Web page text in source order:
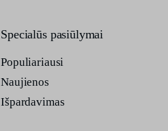
Specialūs pasiūlymai
Populiariausi
Naujienos
Išpardavimas